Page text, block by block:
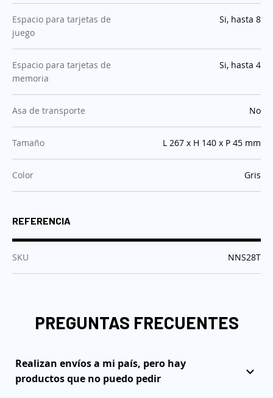
Espacio para tarjetas de
juego
:Si, hasta 8
Espacio para tarjetas de
memoria
:Si, hasta 4
Asa de transporte :No
Tamaño :L 267 x H 140 x P 45 mm
Color :Gris
REFERENCIA
SKU :NNS28T
PREGUNTAS FRECUENTES
Realizan envíos a mi país, pero hay
productos que no puedo pedir